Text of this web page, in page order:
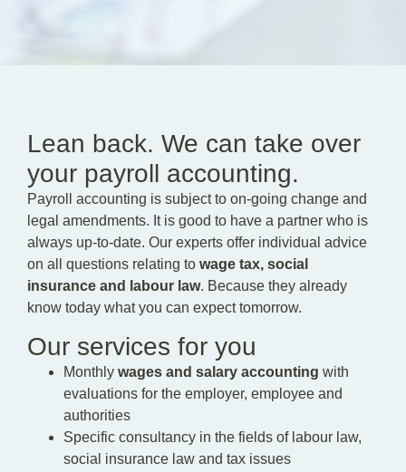
DE
Lean back. We can take over
your payroll accounting.
Payroll accounting is subject to on-going change and
legal amendments. It is good to have a partner who is
always up-to-date. Our experts offer individual advice
on all questions relating to wage tax, social
insurance and labour law. Because they already
know today what you can expect tomorrow.
Our services for you
Monthly wages and salary accounting with
evaluations for the employer, employee and
authorities
Specific consultancy in the fields of labour law,
social insurance law and tax issues